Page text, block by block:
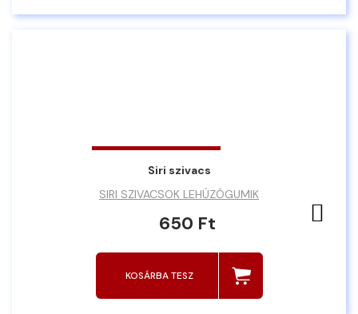
Siri szivacs
SIRI SZIVACSOK LEHÚZÓGUMIK
650 Ft
KOSÁRBA TESZ